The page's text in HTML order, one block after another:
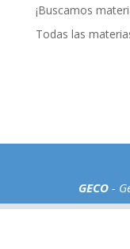
¡Buscamos
Todas las
GECO -